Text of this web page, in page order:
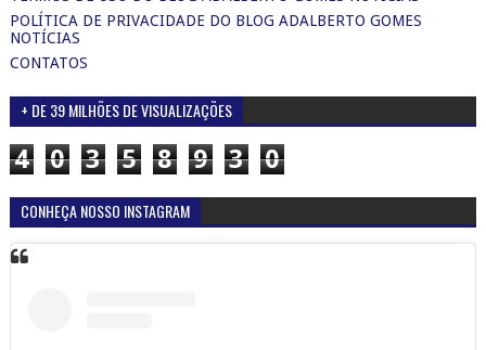
POLÍTICA DE PRIVACIDADE DO BLOG ADALBERTO GOMES
NOTÍCIAS
CONTATOS
+ DE 39 MILHÕES DE VISUALIZAÇÕES
4 0 3 5 8 9 3 0
CONHEÇA NOSSO INSTAGRAM